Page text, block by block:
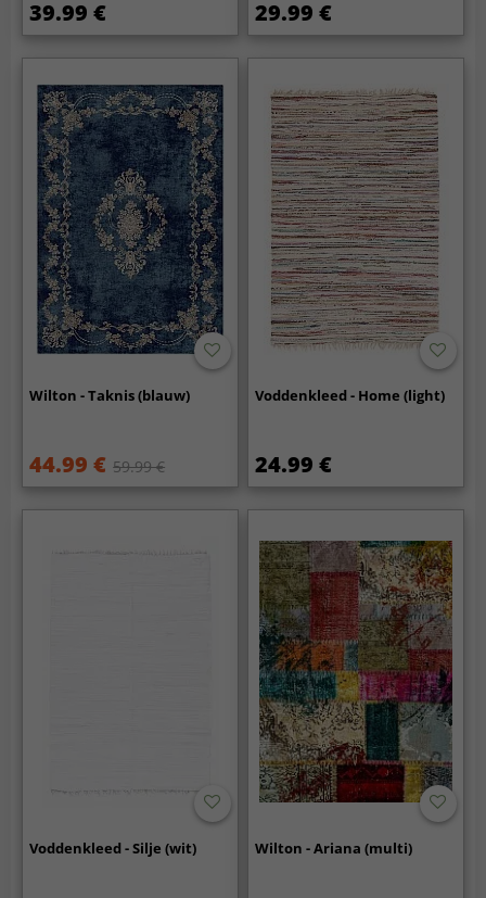
39.99 € 29.99 €
Wilton - Taknis (blauw)
44.99 € 59.99 €
Voddenkleed - Home (light)
24.99 €
Voddenkleed - Silje (wit) Wilton - Ariana (multi)